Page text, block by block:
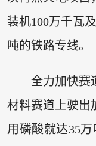
装机100万千瓦
吨的铁路专线。
全力加快赛
材料赛道上驶出
用磷酸就达35